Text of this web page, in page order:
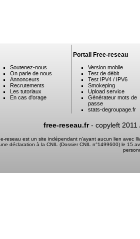
Soutenez-nous
On parle de nous
Annonceurs
Recrutements
Les tutoriaux
En cas d'orage
Portail Free-reseau
Version mobile
Test de débit
Test IPV4 / IPV6
Smokeping
Upload service
Générateur mots de
passe
stats-degroupage.fr
free-reseau.fr- copyleft 2011
reseau est un site indépendant n'ayant aucun lien avec
déclaration à la CNIL (Dossier CNIL n°1499600) le 15